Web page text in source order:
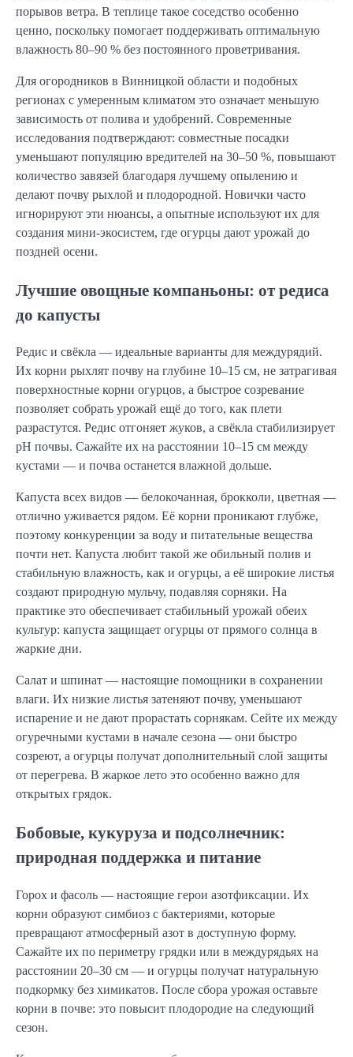
порывов ветра. В теплице такое соседство особенно
ценно, поскольку помогает поддерживать оптимальную
влажность 80–90 % без постоянного проветривания.
Для огородников в Винницкой области и подобных
регионах с умеренным климатом это означает меньшую
зависимость от полива и удобрений. Современные
исследования подтверждают: совместные посадки
уменьшают популяцию вредителей на 30–50 %, повышают
количество завязей благодаря лучшему опылению и
делают почву рыхлой и плодородной. Новички часто
игнорируют эти нюансы, а опытные используют их для
создания мини-экосистем, где огурцы дают урожай до
поздней осени.
Лучшие овощные компаньоны: от редиса
до капусты
Редис и свёкла — идеальные варианты для междурядий.
Их корни рыхлят почву на глубине 10–15 см, не затрагивая
поверхностные корни огурцов, а быстрое созревание
позволяет собрать урожай ещё до того, как плети
разрастутся. Редис отгоняет жуков, а свёкла стабилизирует
pH почвы. Сажайте их на расстоянии 10–15 см между
кустами — и почва останется влажной дольше.
Капуста всех видов — белокочанная, брокколи, цветная —
отлично уживается рядом. Её корни проникают глубже,
поэтому конкуренции за воду и питательные вещества
почти нет. Капуста любит такой же обильный полив и
стабильную влажность, как и огурцы, а её широкие листья
создают природную мульчу, подавляя сорняки. На
практике это обеспечивает стабильный урожай обеих
культур: капуста защищает огурцы от прямого солнца в
жаркие дни.
Салат и шпинат — настоящие помощники в сохранении
влаги. Их низкие листья затеняют почву, уменьшают
испарение и не дают прорастать сорнякам. Сейте их между
огуречными кустами в начале сезона — они быстро
созреют, а огурцы получат дополнительный слой защиты
от перегрева. В жаркое лето это особенно важно для
открытых грядок.
Бобовые, кукуруза и подсолнечник:
природная поддержка и питание
Горох и фасоль — настоящие герои азотфиксации. Их
корни образуют симбиоз с бактериями, которые
превращают атмосферный азот в доступную форму.
Сажайте их по периметру грядки или в междурядьях на
расстоянии 20–30 см — и огурцы получат натуральную
подкормку без химикатов. После сбора урожая оставьте
корни в почве: это повысит плодородие на следующий
сезон.